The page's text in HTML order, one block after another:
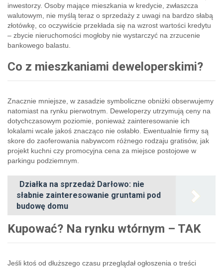
inwestorzy. Osoby mające mieszkania w kredycie, zwłaszcza
walutowym, nie myślą teraz o sprzedaży z uwagi na bardzo słabą
złotówkę, co oczywiście przekłada się na wzrost wartości kredytu
– zbycie nieruchomości mogłoby nie wystarczyć na zrzucenie
bankowego balastu.
Co z mieszkaniami deweloperskimi?
Znacznie mniejsze, w zasadzie symboliczne obniżki obserwujemy
natomiast na rynku pierwotnym. Deweloperzy utrzymują ceny na
dotychczasowym poziomie, ponieważ zainteresowanie ich
lokalami wcale jakoś znacząco nie osłabło. Ewentualnie firmy są
skore do zaoferowania nabywcom różnego rodzaju gratisów, jak
projekt kuchni czy promocyjna cena za miejsce postojowe w
parkingu podziemnym.
Działka na sprzedaż Darłowo: nie
słabnie zainteresowanie gruntami pod
budowę domu
Kupować? Na rynku wtórnym – TAK
Jeśli ktoś od dłuższego czasu przeglądał ogłoszenia o treści